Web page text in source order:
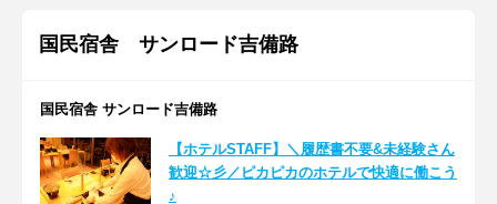
国民宿舎 サンロード吉備路
国民宿舎 サンロード吉備路
【ホテルSTAFF】＼履歴書不要&未経験さん
歓迎☆彡／ピカピカのホテルで快適に働こう
♪